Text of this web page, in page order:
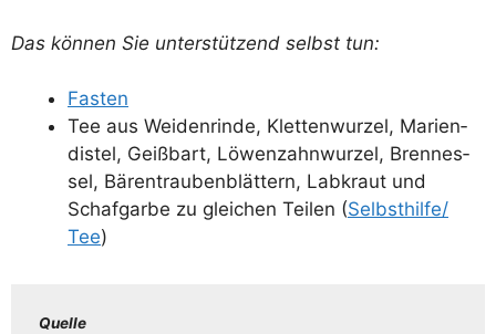
Das kön­nen Sie unter­stüt­zend selbst tun:
Fas­ten
Tee aus Wei­den­rin­de, Klet­ten­wur­zel, Mari­en­
dis­tel, Geiß­bart, Löwen­zahn­wur­zel, Bren­nes­
sel, Bären­trau­ben­blät­tern, Lab­kraut und
Schaf­gar­be zu glei­chen Tei­len (Selbsthilfe/​
Tee)
Quel­le